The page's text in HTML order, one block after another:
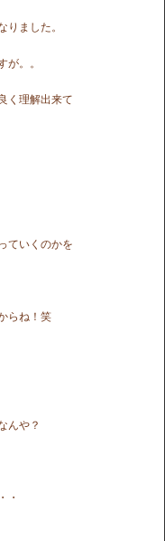
りました。
が。。
く理解出来て
ていくのかを
らね！笑
んや？
・